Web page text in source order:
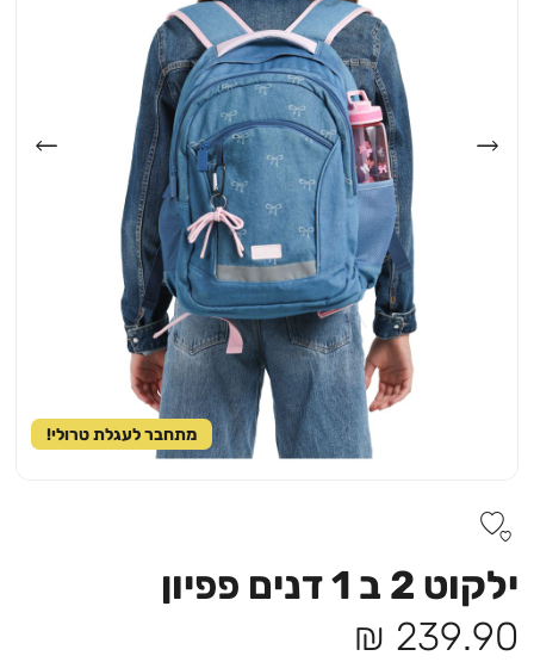
ילקוט 2 ב 1 דנים פפיון
מחיר
239.90 ₪
מתחבר לעגלת טרולי!